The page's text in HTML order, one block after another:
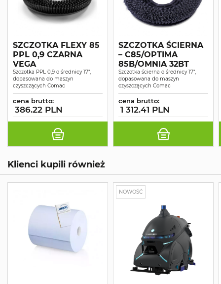
SZCZOTKA FLEXY 85
PPL 0,9 CZARNA
VEGA
Szczotka PPL 0,9 o średnicy 17",
dopasowana do maszyn
czyszczących Comac
cena brutto:
386.22 PLN
SZCZOTKA ŚCIERNA
– C85/OPTIMA
85B/OMNIA 32BT
Szczotka ścierna o średnicy 17",
dopasowana do maszyn
czyszczących Comac
cena brutto:
1 312.41 PLN
Klienci kupili również
NOWOŚĆ